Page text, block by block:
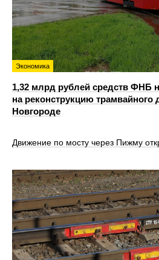
Экономика
1,32 млрд рублей средств ФНБ
на реконструкцию
Новгороде
Движение по мосту через Пижму